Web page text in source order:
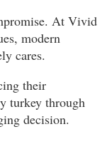
At Vivid
modern
cares.
their
turkey through
decision.